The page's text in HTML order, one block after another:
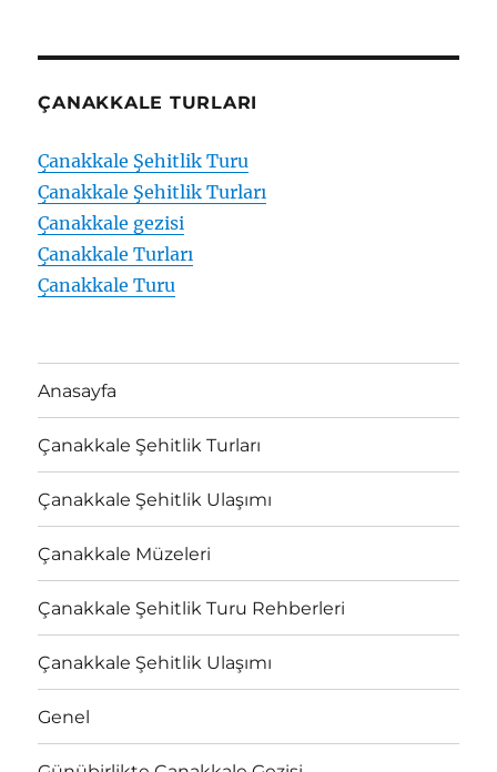
ÇANAKKALE TURLARI
Çanakkale Şehitlik Turu
Çanakkale Şehitlik Turları
Çanakkale gezisi
Çanakkale Turları
Çanakkale Turu
Anasayfa
Çanakkale Şehitlik Turları
Çanakkale Şehitlik Ulaşımı
Çanakkale Müzeleri
Çanakkale Şehitlik Turu Rehberleri
Çanakkale Şehitlik Ulaşımı
Genel